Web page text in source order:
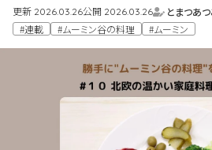
更新 2026.03.26公開 2026.03.26
とまつあつ
#連載
#ムーミン谷の料理 #ムーミン